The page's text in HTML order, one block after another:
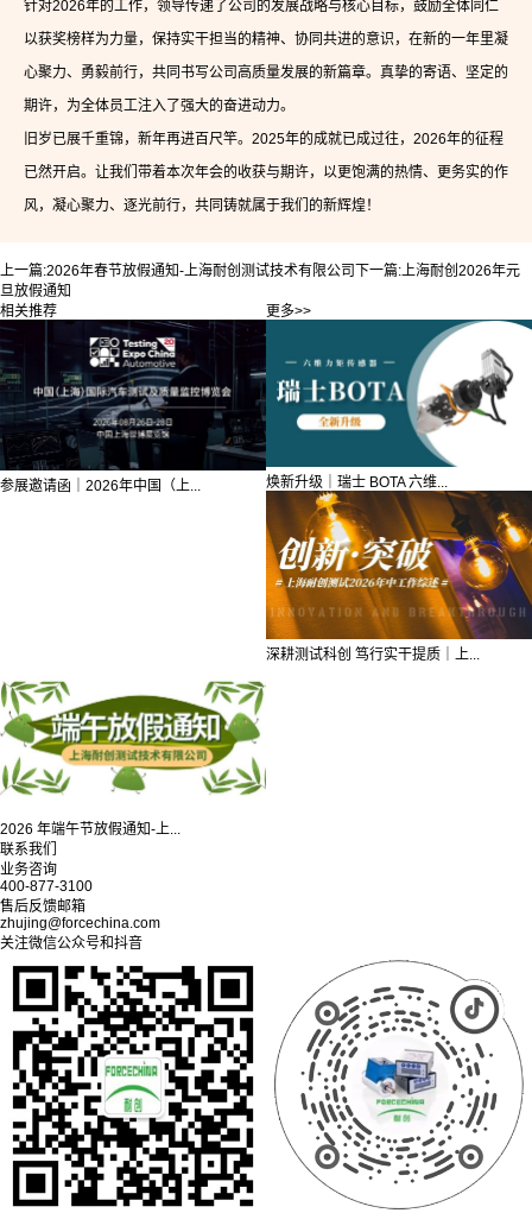
针对2026年的工作，领导传递了公司的发展战略与核心目标，鼓励全体同仁
以获奖榜样为力量，保持实干担当的精神、协同共进的意识，在新的一年里凝
心聚力、勇毅前行，共同书写公司高质量发展的新篇章。真挚的寄语、坚定的
期许，为全体员工注入了强大的奋进动力。
旧岁已展千重锦，新年再进百尺竿。2025年的成就已成过往，2026年的征程
已然开启。让我们带着本次年会的收获与期许，以更饱满的热情、更务实的作
风，凝心聚力、逐光前行，共同铸就属于我们的新辉煌！
上一篇:2026年春节放假通知-上海耐创测试技术有限公司 下一篇:上海耐创2026年元
旦放假通知
相关推荐
更多>>
参展邀请函｜2026年中国（上... 焕新升级｜瑞士 BOTA 六维...
深耕测试科创 笃行实干提质｜上...
2026 年端午节放假通知-上...
联系我们
业务咨询
400-877-3100
售后反馈邮箱
zhujing@forcechina.com
关注微信公众号和抖音